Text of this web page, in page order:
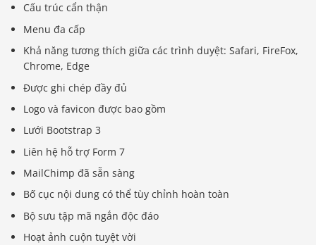
Cấu trúc cẩn thận
Menu đa cấp
Khả năng tương thích giữa các trình duyệt: Safari, FireFox,
Chrome, Edge
Được ghi chép đầy đủ
Logo và favicon được bao gồm
Lưới Bootstrap 3
Liên hệ hỗ trợ Form 7
MailChimp đã sẵn sàng
Bố cục nội dung có thể tùy chỉnh hoàn toàn
Bộ sưu tập mã ngắn độc đáo
Hoạt ảnh cuộn tuyệt vời